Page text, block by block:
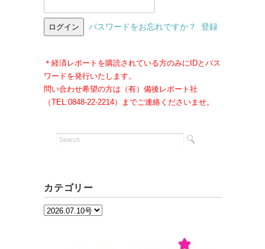
パスワードをお忘れですか？ 登録
＊経済レポートを購読されている方のみにIDとパス
ワードを発行いたします。
問い合わせ希望の方は（有）備後レポート社
（TEL:0848-22-2214）までご連絡くださいませ。
カテゴリー
カ